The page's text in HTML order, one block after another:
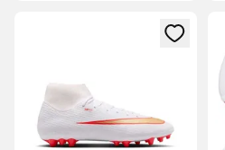
Megnyit egy modált a